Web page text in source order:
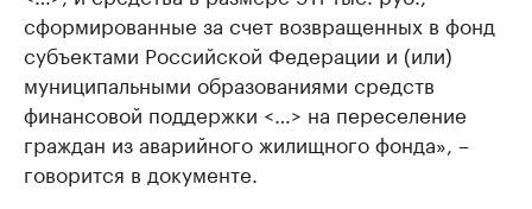
сформированные за счет возвращенных в фонд
субъектами Российской Федерации и (или)
муниципальными образованиями средств
финансовой поддержки <…> на переселение
граждан из аварийного жилищного фонда», –
говорится в документе.